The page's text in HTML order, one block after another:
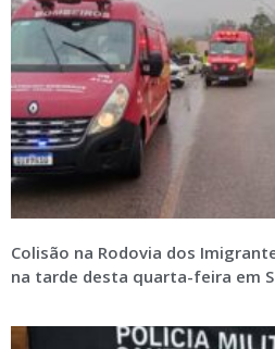
Colisão na Rodovia dos
na tarde desta quarta-feira em